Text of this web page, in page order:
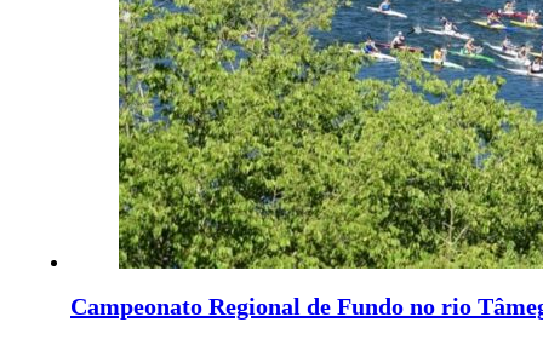
Campeonato Regional de Fundo no rio